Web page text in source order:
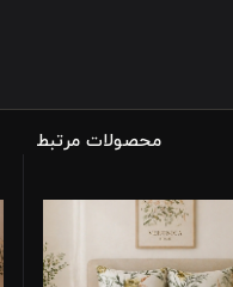
محصولات مرتبط